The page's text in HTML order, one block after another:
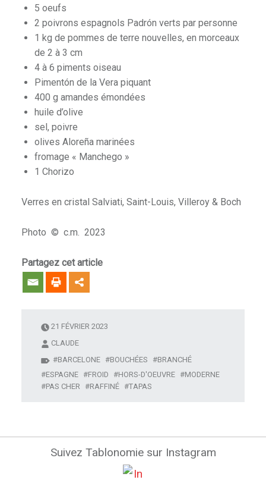
5 oeufs
2 poivrons espagnols Padrón verts par personne
1 kg de pommes de terre nouvelles, en morceaux
de 2 à 3 cm
4 à 6 piments oiseau
Pimentón de la Vera piquant
400 g amandes émondées
huile d’olive
sel, poivre
olives Aloreña marinées
fromage « Manchego »
1 Chorizo
Verres en cristal Salviati, Saint-Louis, Villeroy & Boch
Photo © c.m. 2023
Partagez cet article
21 FÉVRIER 2023
CLAUDE
BARCELONE
BOUCHÉES
BRANCHÉ
ESPAGNE
FROID HORS-D'OEUVRE
MODERNE
PAS CHER
RAFFINÉ TAPAS
Suivez Tablonomie sur Instagram